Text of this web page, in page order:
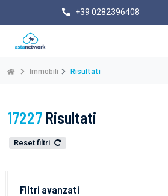
+39 0282396408
Immobili Risultati
17227 Risultati
Reset filtri
Filtri avanzati